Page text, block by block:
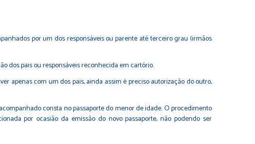
por um dos responsáveis ou parente até terceiro grau (irmãos
dos pais ou responsáveis reconhecida em cartório.
apenas com um dos pais, ainda assim é preciso autorização do outro,
consta no passaporte do menor de idade. O procedimento
por ocasião da emissão do novo passaporte, não podendo ser